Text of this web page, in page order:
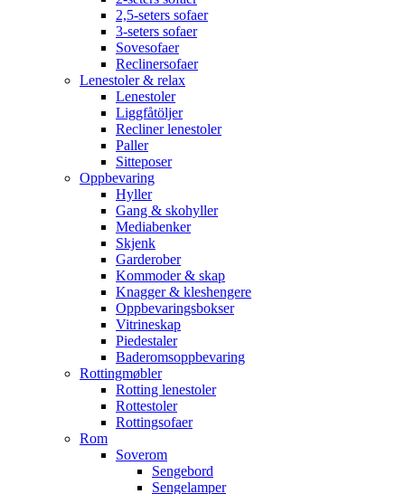
2,5-seters sofaer
3-seters sofaer
Sovesofaer
Reclinersofaer
Lenestoler & relax
Lenestoler
Liggfåtöljer
Recliner lenestoler
Paller
Sitteposer
Oppbevaring
Hyller
Gang & skohyller
Mediabenker
Skjenk
Garderober
Kommoder & skap
Knagger & kleshengere
Oppbevaringsbokser
Vitrineskap
Piedestaler
Baderomsoppbevaring
Rottingmøbler
Rotting lenestoler
Rottestoler
Rottingsofaer
Rom
Soverom
Sengebord
Sengelamper